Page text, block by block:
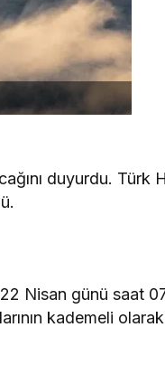
duyurdu. Türk
Nisan günü saat
kademeli olarak